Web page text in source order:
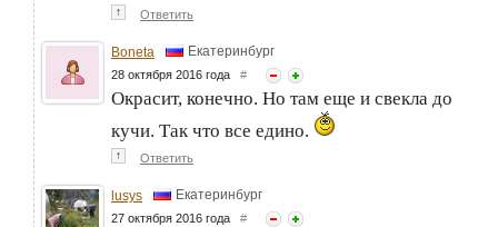
↑ Ответить
Boneta Екатеринбург
28 октября 2016 года #
Окрасит, конечно. Но там еще и свекла до
кучи. Так что все едино.
↑ Ответить
lusys Екатеринбург
27 октября 2016 года #